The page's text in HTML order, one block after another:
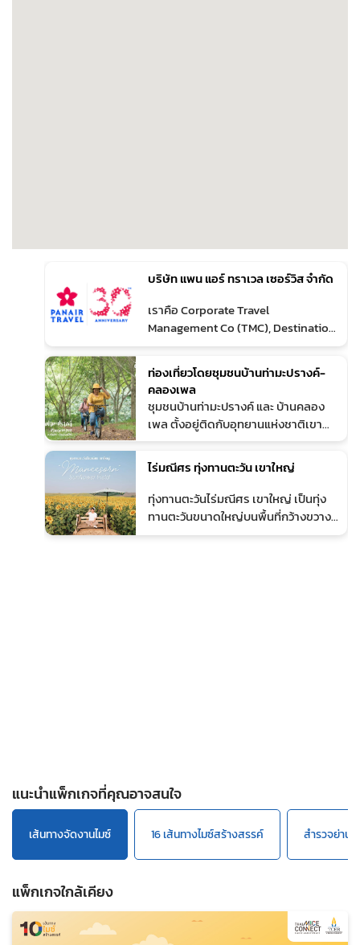
บริษัท แพน แอร์ ทราเวล เซอร์วิส จำกัด
เราคือ Corporate Travel
Management Co (TMC), Destination
Management Co (DMC), Certified
Incentive Specialist (CiS), MICE
Organizer, Wellness & Sustainable
(TSEMS), ECO Tourism, Authorized
Airline Reservation Agency (IATA-
BSP) มากว่า 30 ปี สำนักงานตั้งอยู่ใน
เศรษฐกิจพิเศษ ศรีราชา ชลบุรี ในฐานะ
touch ผสาน นวัตกรรม เพื่อมอบ
ประสบการณ์ และโซลูชันทางธุรกิจให้
เกิดประโยชน์สูงสุดแก่ลูกค้า
ท่องเที่ยวโดยชุมชนบ้านท่ามะปรางค์-
คลองเพล
ชุมชนบ้านท่ามะปรางค์ และ บ้านคลอง
เพล ตั้งอยู่ติดกับอุทยานแห่งชาติเขา
ใหญ่ ในเขต ตำบลหมูสี อำเภอปากช่อง
จังหวัดนครราชสีมา เป็นชุมชนลูกผสมที่
มีคนหลากหลายเชื้อชาติและวัฒนธรรม
อยู่ร่วมกัน โดยหลังจากที่มีการสร้างทาง
รถไฟและตัดถนนผ่านในช่วงสมัย จอม
ไร่มณีศร ทุ่งทานตะวัน เขาใหญ่
ทุ่งทานตะวันไร่มณีศร เขาใหญ่ เป็นทุ่ง
ทานตะวันขนาดใหญ่บนพื้นที่กว้างขวาง
มากกว่า 500 ไร่
แนะนำแพ็กเกจที่คุณอาจสนใจ
เส้นทางจัดงานไมซ์ 16 เส้นทางไมซ์สร้างสรรค์ สำรวจย่าน
แพ็กเกจใกล้เคียง